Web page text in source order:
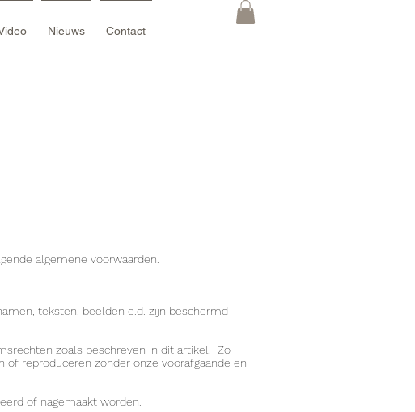
Nieuws Contact
algemene voorwaarden.
teksten, beelden e.d. zijn beschermd
zoals beschreven in dit artikel. Zo
of reproduceren zonder onze voorafgaande en
of nagemaakt worden.